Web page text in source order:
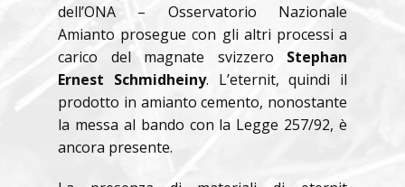
dell’ONA – Osservatorio Nazionale
Amianto prosegue con gli altri processi a
carico del magnate svizzero Stephan
Ernest Schmidheiny. L’eternit, quindi il
prodotto in amianto cemento, nonostante
la messa al bando con la Legge 257/92, è
ancora presente.